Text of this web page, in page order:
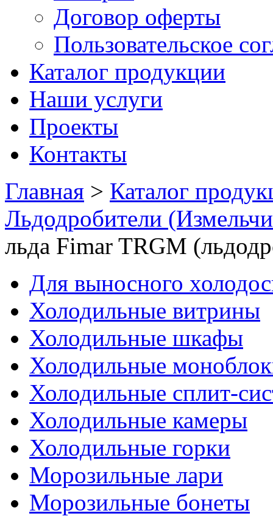
Договор оферты
Пользовательское
Каталог продукции
Наши услуги
Проекты
Контакты
Главная > Каталог
Льдодробители
льда Fimar TRGM
Для выносного
Холодильные витрины
Холодильные шкафы
Холодильные
Холодильные сплит-
Холодильные камеры
Холодильные горки
Морозильные лари
Морозильные бонеты